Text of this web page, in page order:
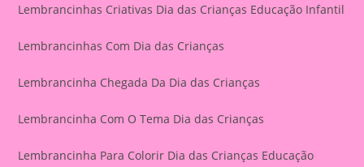
Lembrancinhas Criativas Dia das Crianças Educação Infantil
Lembrancinhas Com Dia das Crianças
Lembrancinha Chegada Da Dia das Crianças
Lembrancinha Com O Tema Dia das Crianças
Lembrancinha Para Colorir Dia das Crianças Educação